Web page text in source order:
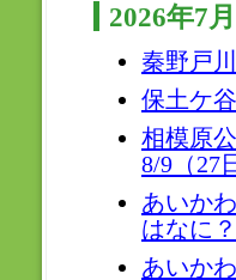
2026年7
秦野戸
保土ケ
相模原
8/9（27
あいか
はなに
あいか